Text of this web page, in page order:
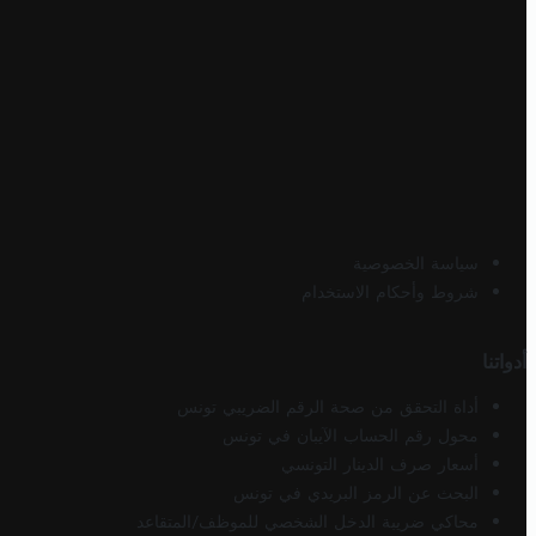
سياسة الخصوصية
شروط وأحكام الاستخدام
أدواتنا
أداة التحقق من صحة الرقم الضريبي تونس
محول رقم الحساب الآيبان في تونس
أسعار صرف الدينار التونسي
البحث عن الرمز البريدي في تونس
محاكي ضريبة الدخل الشخصي للموظف/المتقاعد